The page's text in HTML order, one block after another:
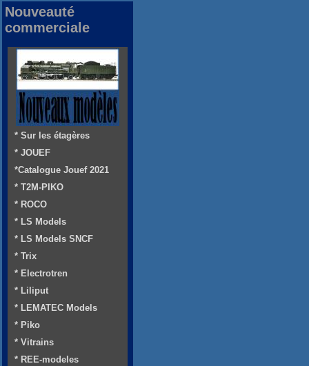
Nouveauté
commerciale
* Sur les étagères
* JOUEF
*Catalogue Jouef 2021
* T2M-PIKO
* ROCO
* LS Models
* LS Models SNCF
* Trix
* Electrotren
* Liliput
* LEMATEC Models
* Piko
* Vitrains
* REE-modeles